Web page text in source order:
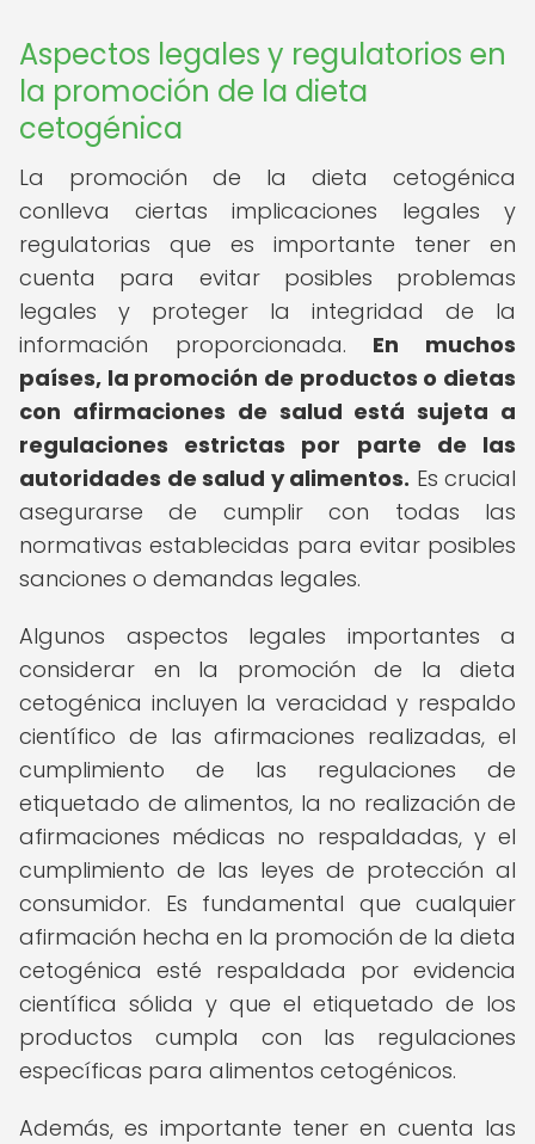
Aspectos legales y regulatorios en
la promoción de la dieta
cetogénica
La promoción de la dieta cetogénica
conlleva ciertas implicaciones legales y
regulatorias que es importante tener en
cuenta para evitar posibles problemas
legales y proteger la integridad de la
información proporcionada. En muchos
países, la promoción de productos o dietas
con afirmaciones de salud está sujeta a
regulaciones estrictas por parte de las
autoridades de salud y alimentos. Es crucial
asegurarse de cumplir con todas las
normativas establecidas para evitar posibles
sanciones o demandas legales.
Algunos aspectos legales importantes a
considerar en la promoción de la dieta
cetogénica incluyen la veracidad y respaldo
científico de las afirmaciones realizadas, el
cumplimiento de las regulaciones de
etiquetado de alimentos, la no realización de
afirmaciones médicas no respaldadas, y el
cumplimiento de las leyes de protección al
consumidor. Es fundamental que cualquier
afirmación hecha en la promoción de la dieta
cetogénica esté respaldada por evidencia
científica sólida y que el etiquetado de los
productos cumpla con las regulaciones
específicas para alimentos cetogénicos.
Además, es importante tener en cuenta las